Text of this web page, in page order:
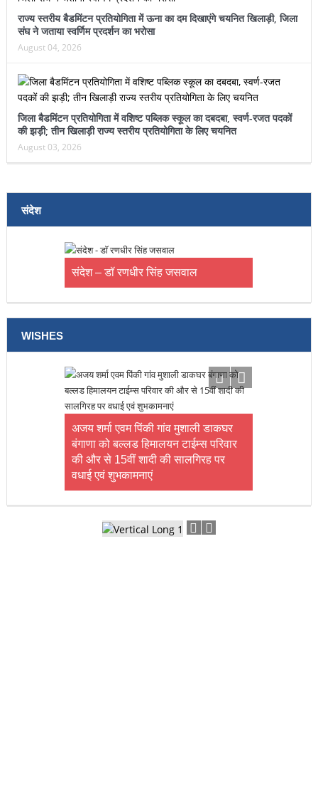
राज्य स्तरीय बैडमिंटन प्रतियोगिता में ऊना का दम दिखाएंगे चयनित खिलाड़ी, जिला
संघ ने जताया स्वर्णिम प्रदर्शन का भरोसा
August 04, 2026
जिला बैडमिंटन प्रतियोगिता में वशिष्ट पब्लिक स्कूल का दबदबा, स्वर्ण-रजत पदकों
की झड़ी; तीन खिलाड़ी राज्य स्तरीय प्रतियोगिता के लिए चयनित
August 03, 2026
संदेश
संदेश – डॉ रणधीर सिंह जसवाल
WISHES
अजय शर्मा एवम पिंकी गांव मुशाली डाकघर
बंगाणा को बल्लड हिमालयन टाईम्स परिवार
की और से 15वीं शादी की सालगिरह पर
वधाई एवं शुभकामनाएं